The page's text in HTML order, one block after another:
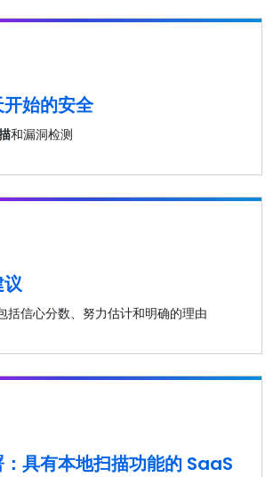
始的安全
和漏洞检测
议
括信心分数、努力估计和明确的理由
：具有本地扫描功能的 SaaS